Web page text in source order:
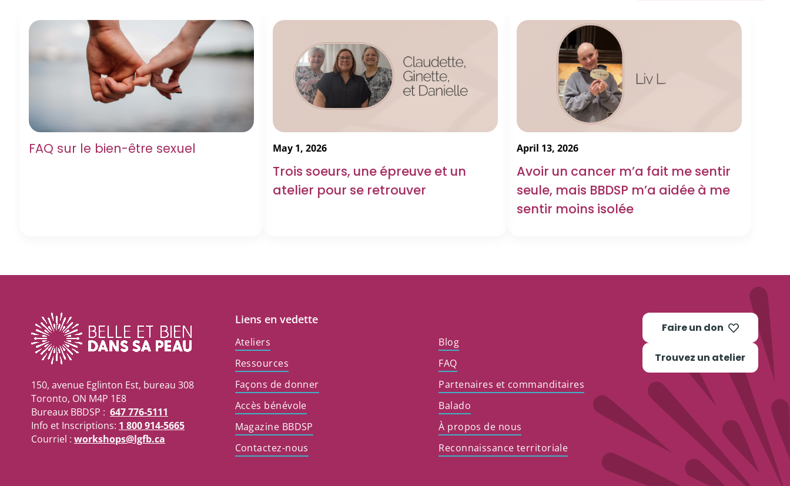
FAQ sur le bien-être sexuel May 1, 2026
Trois soeurs, une épreuve et un
atelier pour se retrouver
April 13, 2026
Avoir un cancer m’a fait me sentir
seule, mais BBDSP m’a aidée à me
sentir moins isolée
150, avenue Eglinton Est, bureau 308
Toronto, ON M4P 1E8
Bureaux BBDSP : 647 776-5111
Info et Inscriptions: 1 800 914-5665
Courriel : workshops@lgfb.ca
Liens en vedette
Ateliers
Blog
Ressources
FAQ
Façons de donner
Partenaires et commanditaires
Accès bénévole
Balado
Magazine BBDSP
À propos de nous
Contactez-nous
Reconnaissance territoriale
Faire un don
Trouvez un atelier